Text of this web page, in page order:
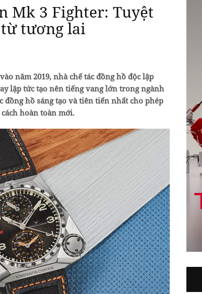
Mk 3 Fighter: Tuyệt
từ tương lai
năm 2019, nhà chế tác đồng hồ độc lập
lập tức tạo nên tiếng vang lớn trong ngành
đồng hồ sáng tạo và tiên tiến nhất cho phép
hoàn toàn mới.